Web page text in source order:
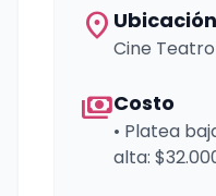
location_on Ubicación
Cine
paymentsCosto
• Platea
alta: